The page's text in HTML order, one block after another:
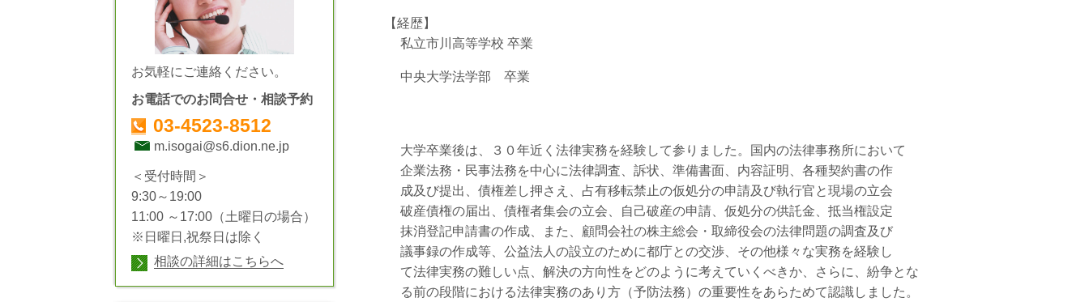
【経歴】
私立市川高等学校 卒業
中央大学法学部 卒業
大学卒業後は、３０年近く法律実務を経験して参りました。国内の法律事務所において
企業法務・民事法務を中心に法律調査、訴状、準備書面、内容証明、各種契約書の作
成及び提出、債権差し押さえ、占有移転禁止の仮処分の申請及び執行官と現場の立会
破産債権の届出、債権者集会の立会、自己破産の申請、仮処分の供託金、抵当権設定
抹消登記申請書の作成、また、顧問会社の株主総会・取締役会の法律問題の調査及び
議事録の作成等、公益法人の設立のために都庁との交渉、その他様々な実務を経験し
て法律実務の難しい点、解決の方向性をどのように考えていくべきか、さらに、紛争とな
る前の段階における法律実務のあり方（予防法務）の重要性をあらためて認識しました。
お気軽にご連絡ください。
お電話でのお問合せ・相談予約
03-4523-8512
m.isogai@s6.dion.ne.jp
＜受付時間＞
9:30～19:00
11:00 ～17:00（土曜日の場合）
※日曜日,祝祭日は除く
相談の詳細はこちらへ